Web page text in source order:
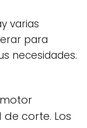
varias
para
necesidades.
corte. Los